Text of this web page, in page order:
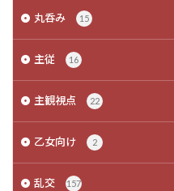
丸呑み
15
主従 16
主観視点 22
乙女向け 2
乱交 157